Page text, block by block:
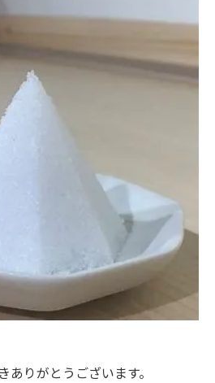
りがとうございます。